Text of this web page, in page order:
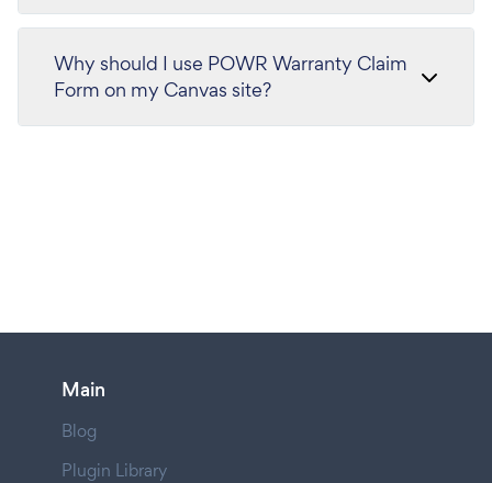
Why should I use POWR Warranty Claim
Form on my Canvas site?
Main
Blog
Plugin Library